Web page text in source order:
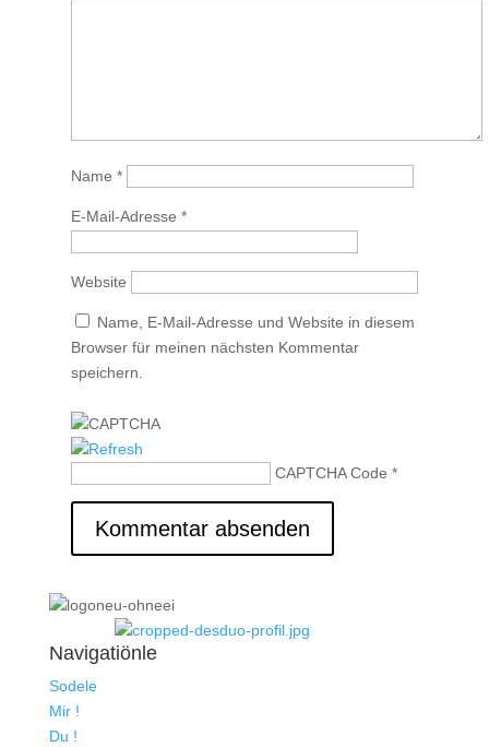
Name *
E-Mail-Adresse *
Website
Name, E-Mail-Adresse und Website in diesem
Browser für meinen nächsten Kommentar
speichern.
CAPTCHA Code *
Navigatiönle
Sodele
Mir !
Du !